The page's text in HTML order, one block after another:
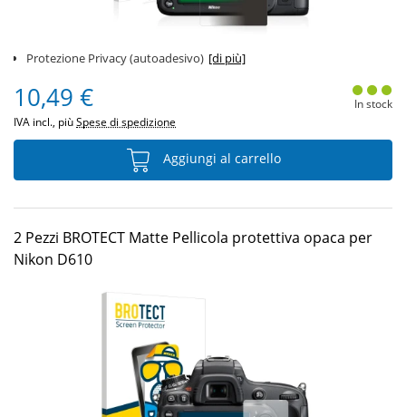
Protezione Privacy (autoadesivo) [di più]
10,49 €
IVA incl., piùSpese di spedizione
In stock
Aggiungi al carrello
2 Pezzi BROTECT Matte Pellicola protettiva opaca per
Nikon D610